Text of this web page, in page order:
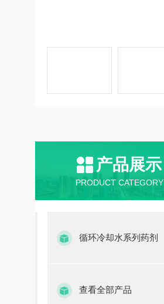
产品展示
PRODUCT CATEGORY
循环冷却水系列药剂
查看全部产品